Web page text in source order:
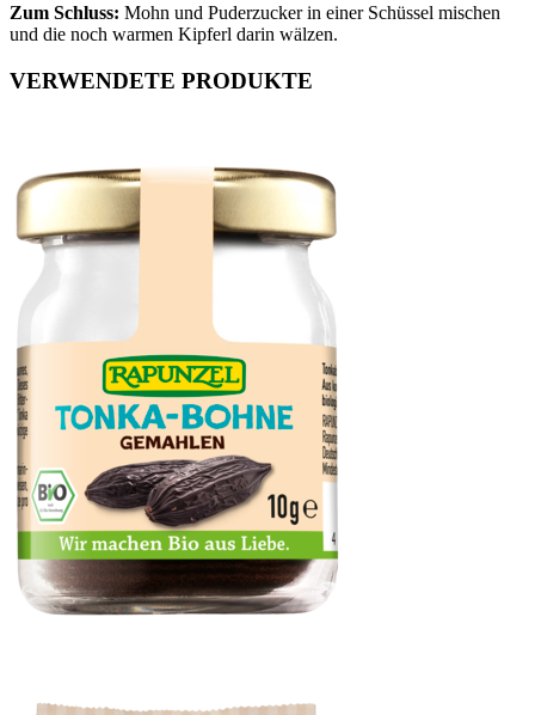
Zum Schluss: Mohn und Puderzucker in einer Schüssel mischen
und die noch warmen Kipferl darin wälzen.
VERWENDETE PRODUKTE